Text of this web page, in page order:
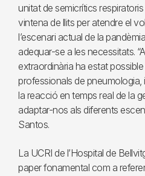
unitat de semicrítics
vintena de llits per atendre el
l’escenari actual de la
adequar-se a les necessitats.
extraordinària ha estat
professionals de pneumologia,
la reacció en temps real de la
adaptar-nos als diferents
Santos.
La UCRI de l’Hospital de
paper fonamental com a